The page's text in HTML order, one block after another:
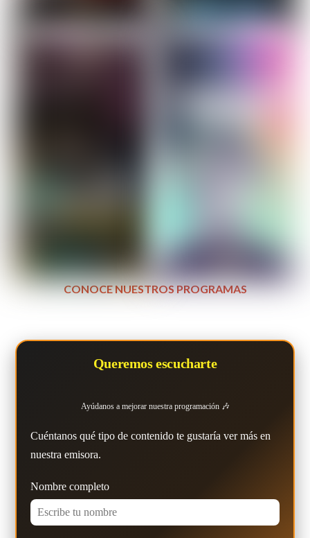
CONOCE NUESTROS PROGRAMAS
Queremos escucharte
Ayúdanos a mejorar nuestra programación 🎶
Cuéntanos qué tipo de contenido te gustaría ver más en
nuestra emisora.
Nombre completo